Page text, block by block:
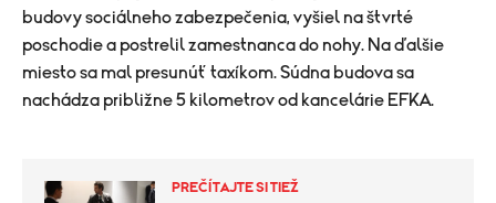
budovy sociálneho zabezpečenia, vyšiel na štvrté
poschodie a postrelil zamestnanca do nohy. Na ďalšie
miesto sa mal presunúť taxíkom. Súdna budova sa
nachádza približne 5 kilometrov od kancelárie EFKA.
PREČÍTAJTE SI TIEŽ